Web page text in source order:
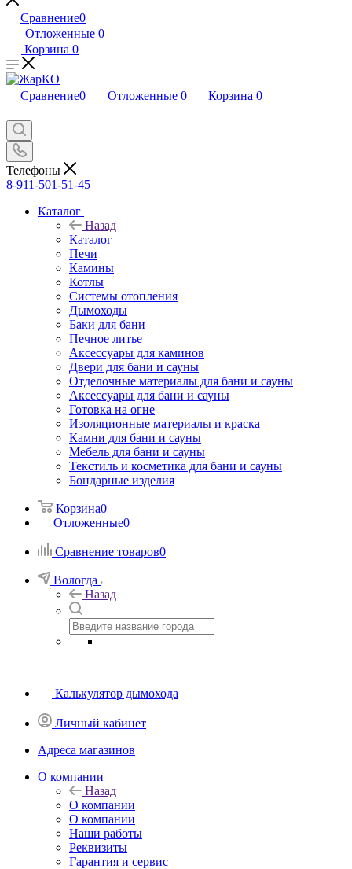
Сравнение0
Отложенные 0
Корзина 0
Сравнение0 Отложенные 0 Корзина 0
Телефоны
8-911-501-51-45
Каталог
Назад
Каталог
Печи
Камины
Котлы
Системы отопления
Дымоходы
Баки для бани
Печное литье
Аксессуары для каминов
Двери для бани и сауны
Отделочные материалы для бани и сауны
Аксессуары для бани и сауны
Готовка на огне
Изоляционные материалы и краска
Камни для бани и сауны
Мебель для бани и сауны
Текстиль и косметика для бани и сауны
Бондарные изделия
Корзина0
Отложенные0
Сравнение товаров0
Вологда
Назад
Калькулятор дымохода
Личный кабинет
Адреса магазинов
O компании
Назад
O компании
О компании
Наши работы
Реквизиты
Гарантия и сервис